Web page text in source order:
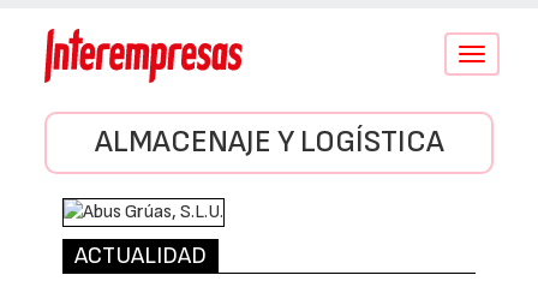
Conmutar
ALMACENAJE Y LOGÍSTICA
ACTUALIDAD